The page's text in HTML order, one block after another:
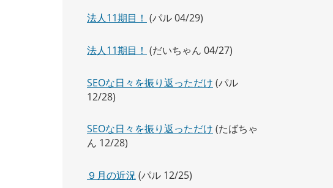
法人11期目！ (パル 04/29)
法人11期目！ (だいちゃん 04/27)
SEOな日々を振り返っただけ (パル
12/28)
SEOな日々を振り返っただけ (たばちゃ
ん 12/28)
９月の近況 (パル 12/25)